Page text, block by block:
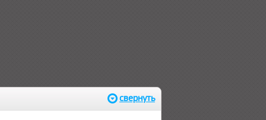
свернуть